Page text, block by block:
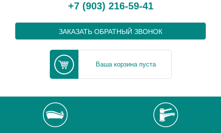
+7 (903) 216-59-41
ЗАКАЗАТЬ ОБРАТНЫЙ ЗВОНОК
Ваша корзина пуста